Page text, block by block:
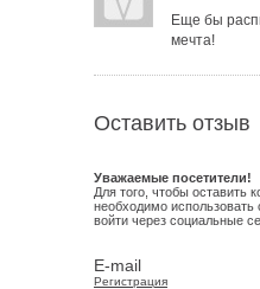
Еще бы
мечта!
Оставить отзыв
Уважаемые посетители!
Для того, чтобы оставить
необходимо
войти через социальные
E-mail
Регистрация